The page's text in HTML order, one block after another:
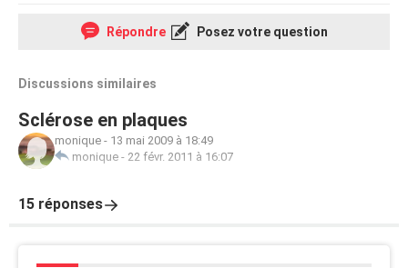
Répondre Posez votre question
Discussions similaires
Sclérose en plaques
monique - 13 mai 2009 à 18:49
monique - 22 févr. 2011 à 16:07
15 réponses